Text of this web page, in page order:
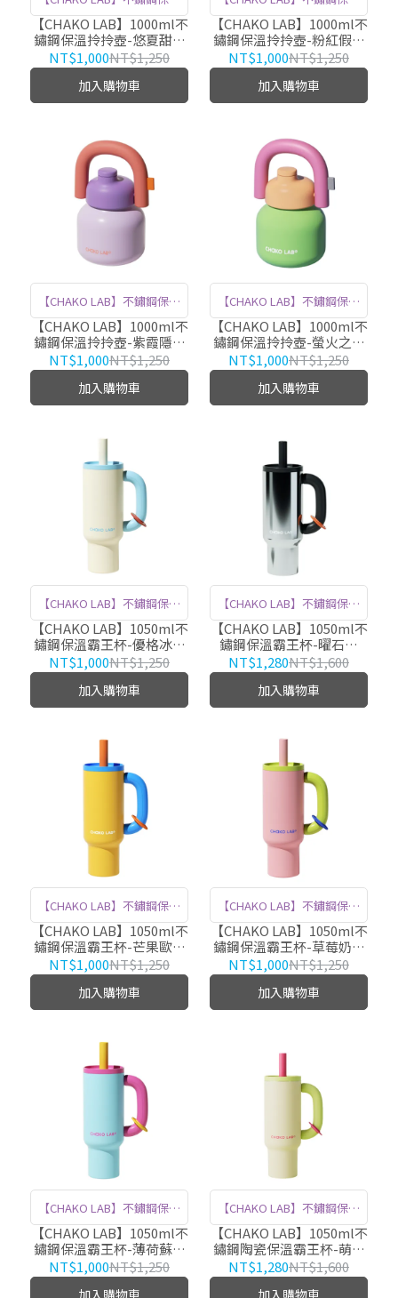
拎拎壺，1000ml大容量，滿
足你全天的飲水需求。 亮眼
配色，讓每一口都充滿多巴
胺。 優質316不鏽鋼內膽材
隨時享受熱飲或冷飲。
【CHAKO LAB】1000ml不
鏽鋼保溫拎拎壺-悠夏甜桃
HX020A02
NT$1,000NT$1,250
加入購物車
拎拎壺，1000ml大容量，滿
足你全天的飲水需求。 亮眼
配色，讓每一口都充滿多巴
胺。 優質316不鏽鋼內膽材
隨時享受熱飲或冷飲。
【CHAKO LAB】1000ml不
鏽鋼保溫拎拎壺-粉紅假期
HX020A06
NT$1,000NT$1,250
加入購物車
【CHAKO LAB】不鏽鋼保溫
拎拎壺，1000ml大容量，滿
足你全天的飲水需求。 亮眼
配色，讓每一口都充滿多巴
胺。 優質316不鏽鋼內膽材
隨時享受熱飲或冷飲。
【CHAKO LAB】1000ml不
鏽鋼保溫拎拎壺-紫霞隱醍
HX020A04
NT$1,000NT$1,250
加入購物車
【CHAKO LAB】不鏽鋼保溫
拎拎壺，1000ml大容量，滿
足你全天的飲水需求。 亮眼
配色，讓每一口都充滿多巴
胺。 優質316不鏽鋼內膽材
隨時享受熱飲或冷飲。
【CHAKO LAB】1000ml不
鏽鋼保溫拎拎壺-螢火之森
HX020A05
NT$1,000NT$1,250
加入購物車
【CHAKO LAB】不鏽鋼保溫
霸王杯，1050ml大容量，滿
足你全天的飲水需求。 粉嫩
配色，讓每一口都充滿甜美
活力。 優質316不鏽鋼內膽
果，隨時享受熱飲或冷飲。
輕盈便攜，無論是戶外活動
或日常出行，都是你的最佳
夥伴。
【CHAKO LAB】1050ml不
鏽鋼保溫霸王杯-優格冰沙
HX024C03
NT$1,000NT$1,250
加入購物車
【CHAKO LAB】不鏽鋼保溫
霸王杯，1050ml大容量，滿
足你全天的飲水需求。 粉嫩
配色，讓每一口都充滿甜美
活力。 優質316不鏽鋼內膽
果，隨時享受熱飲或冷飲。
輕盈便攜，無論是戶外活動
或日常出行，都是你的最佳
【CHAKO LAB】1050ml不
鏽鋼保溫霸王杯-曜石黑
HX024C05
NT$1,280NT$1,600
加入購物車
【CHAKO LAB】不鏽鋼保溫
霸王杯，1050ml大容量，滿
足你全天的飲水需求。 粉嫩
配色，讓每一口都充滿甜美
活力。 優質316不鏽鋼內膽
果，隨時享受熱飲或冷飲。
輕盈便攜，無論是戶外活動
或日常出行，都是你的最佳
【CHAKO LAB】1050ml不
鏽鋼保溫霸王杯-芒果歐蕾
HX024C04
NT$1,000NT$1,250
加入購物車
【CHAKO LAB】不鏽鋼保溫
霸王杯，1050ml大容量，滿
足你全天的飲水需求。 粉嫩
配色，讓每一口都充滿甜美
活力。 優質316不鏽鋼內膽
或日常出行，都是你的最佳
【CHAKO LAB】1050ml不
鏽鋼保溫霸王杯-草莓奶昔
HX024C01
NT$1,000NT$1,250
加入購物車
【CHAKO LAB】不鏽鋼保溫
霸王杯，1050ml大容量，滿
足你全天的飲水需求。 粉嫩
配色，讓每一口都充滿甜美
【CHAKO LAB】1050ml不
鏽鋼保溫霸王杯-薄荷蘇打
HX024C02
NT$1,000NT$1,250
加入購物車
【CHAKO LAB】不鏽鋼保溫
霸王杯，1050ml大容量，滿
足你全天的飲水需求。 優質
316不鏽鋼內膽加有機陶瓷
【CHAKO LAB】1050ml不
鏽鋼陶瓷保溫霸王杯-萌芽
HX024E01
NT$1,280NT$1,600
加入購物車